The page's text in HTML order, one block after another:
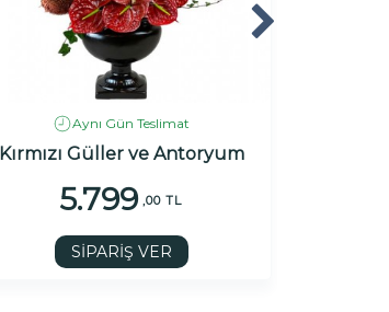
Aynı Gün Teslimat
Kırmızı Güller ve Antoryum
5.799 ,00 TL
SİPARİŞ VER